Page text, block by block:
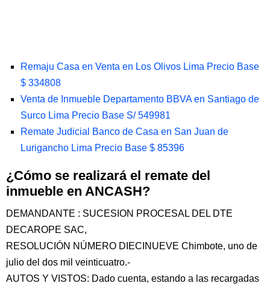
Remaju Casa en Venta en Los Olivos Lima Precio Base
$ 334808
Venta de Inmueble Departamento BBVA en Santiago de
Surco Lima Precio Base S/ 549981
Remate Judicial Banco de Casa en San Juan de
Lurigancho Lima Precio Base $ 85396
¿Cómo se realizará el remate del
inmueble en ANCASH?
DEMANDANTE : SUCESION PROCESAL DEL DTE
DECAROPE SAC,
RESOLUCIÓN NÚMERO DIECINUEVE Chimbote, uno de
julio del dos mil veinticuatro.-
AUTOS Y VISTOS: Dado cuenta, estando a las recargadas